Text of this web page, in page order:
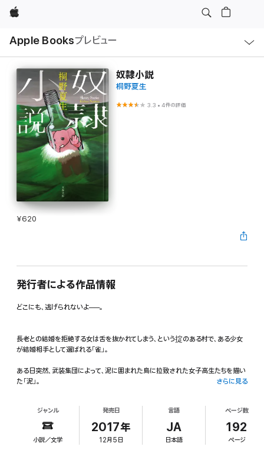
Apple
Apple Booksプレビュー
ル
奴隷小説
桐野夏生
3.3 •4件の評価
¥620
発行者による作品情報
どこにも、逃げられないよ──。
長老との結婚を拒絶する女は舌を抜かれてしまう、という掟のある村で、ある少女
が結婚相手として選ばれる「雀」。
ある日突然、武装集団によって、泥に囲まれた島に拉致された女子高生たちを描い
た「泥」。
管理所に収容された人々は「山羊の群れ」と呼ばれ、理不尽で過酷な労働に従事
し、時に動物より躊躇なく殺される。死と紙一重の鐘突き番にさせられた少年の
さらに見る
ジャンル
小説／文学
発売日
2017年
12月5日
言語
JA
日本語
ページ数
192
ページ